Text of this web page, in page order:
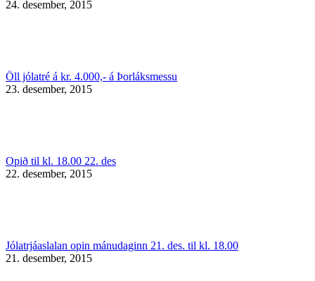
24. desember, 2015
Öll jólatré á kr. 4.000,- á Þorláksmessu
23. desember, 2015
Opið til kl. 18.00 22. des
22. desember, 2015
Jólatrjáaslalan opin mánudaginn 21. des. til kl. 18.00
21. desember, 2015